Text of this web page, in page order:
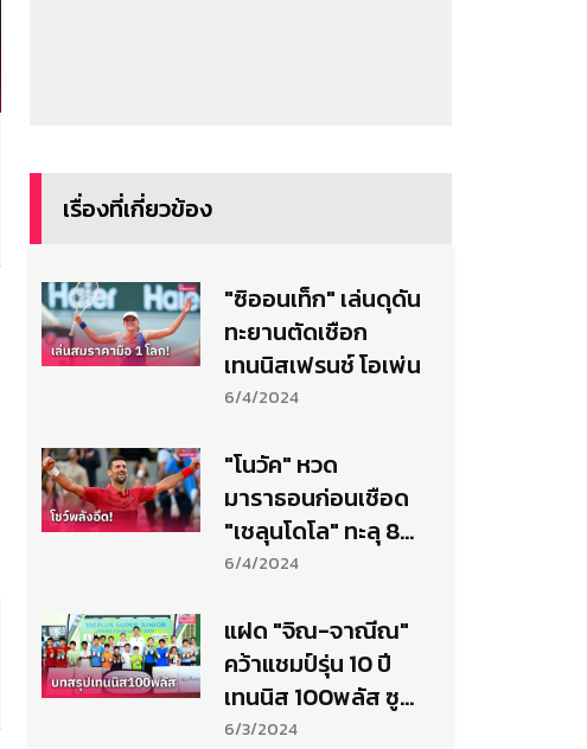
เรื่องที่เกี่ยวข้อง
"ซิออนเท็ก" เล่นดุดัน
ทะยานตัดเชือก
เทนนิสเฟรนช์ โอเพ่น
6/4/2024
"โนวัค" หวด
มาราธอนก่อนเชือด
"เชลุนโดโล" ทะลุ 8
คนเทนนิสเฟรนช์
6/4/2024
แฝด "จิณ-จาณีณ"
คว้าแชมป์รุ่น 10 ปี
เทนนิส 100พลัส ซู
เปอร์ จูเนียร์ฯ
6/3/2024